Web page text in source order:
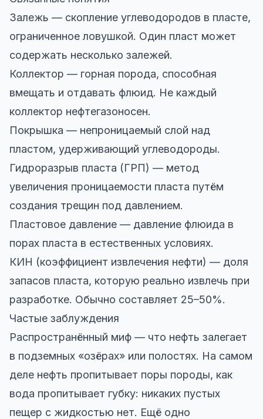
Залежь — скопление углеводородов в пласте,
ограниченное ловушкой. Один пласт может
содержать несколько залежей.
Коллектор — горная порода, способная
вмещать и отдавать флюид. Не каждый
коллектор нефтегазоносен.
Покрышка — непроницаемый слой над
пластом, удерживающий углеводороды.
Гидроразрыв пласта (ГРП) — метод
увеличения проницаемости пласта путём
создания трещин под давлением.
Пластовое давление — давление флюида в
порах пласта в естественных условиях.
КИН (коэффициент извлечения нефти) — доля
запасов пласта, которую реально извлечь при
разработке. Обычно составляет 25–50%.
Частые заблуждения
Распространённый миф — что нефть залегает
в подземных «озёрах» или полостях. На самом
деле нефть пропитывает поры породы, как
вода пропитывает губку: никаких пустых
пещер с жидкостью нет. Ещё одно